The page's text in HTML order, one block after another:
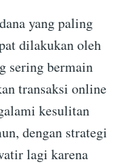
yang paling
dilakukan oleh
sering bermain
transaksi online
kesulitan
dengan strategi
lagi karena